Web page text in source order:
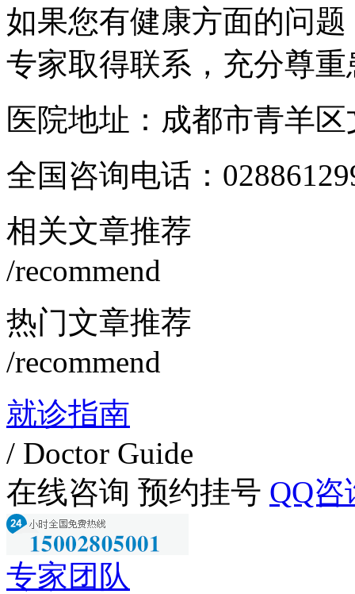
如果您有健康方面的问
专家取得联系，充分尊
医院地址：成都市青羊
全国咨询电话：
相关文章推荐
/recommend
热门文章推荐
/recommend
就诊指南
/ Doctor Guide
在线咨询 预约挂号 QQ咨
专家团队